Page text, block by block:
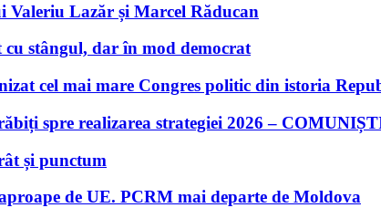
Valeriu Lazăr și Marcel Răducan
cu stângul, dar în mod democrat
cel mai mare Congres politic din istoria
spre realizarea strategiei 2026 –
și punctum
de UE. PCRM mai departe de Moldova